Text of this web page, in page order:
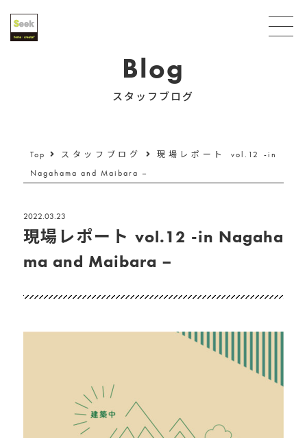
Blog
スタッフブログ
Top スタッフブログ
現場レポート vol.12 -in
Nagahama and Maibara –
2022.03.23
現場レポート vol.12 -in Nagaha
ma and Maibara –